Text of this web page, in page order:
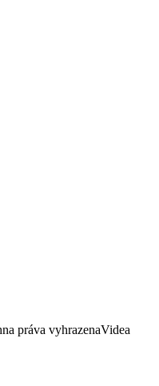
práva vyhrazenaVidea